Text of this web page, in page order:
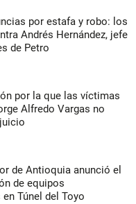
por estafa y robo: los
Andrés Hernández, jefe
de Petro
por la que las víctimas
Alfredo Vargas no
de Antioquia anunció el
de equipos
Túnel del Toyo